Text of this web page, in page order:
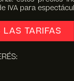
IVA para
LAS TARIFAS